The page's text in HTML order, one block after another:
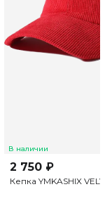
В наличии
2 750 ₽
Кепка YMKASHIX